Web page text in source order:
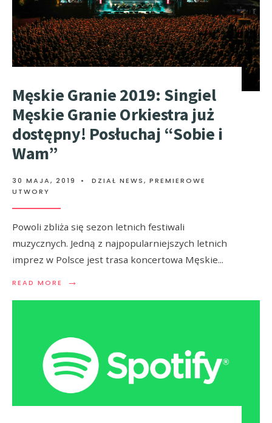
Męskie Granie 2019: Singiel
Męskie Granie Orkiestra już
dostępny! Posłuchaj “Sobie i
Wam”
30 MAJA, 2019 • DZIAŁ NEWS, PREMIEROWE
UTWORY
Powoli zbliża się sezon letnich festiwali
muzycznych. Jedną z najpopularniejszych letnich
imprez w Polsce jest trasa koncertowa Męskie...
READ MORE →